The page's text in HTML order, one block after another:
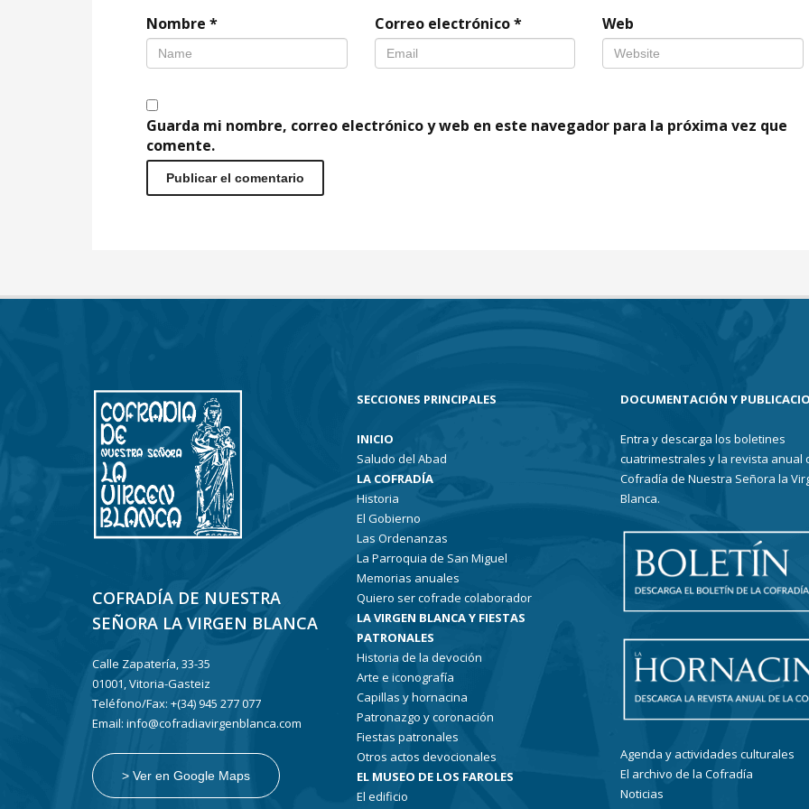
Nombre * Correo electrónico* Web
Guarda mi nombre, correo electrónico y web en este navegador para la próxima vez que
comente.
COFRADÍA DE NUESTRA
SEÑORA LA VIRGEN BLANCA
Calle Zapatería, 33-35
01001, Vitoria-Gasteiz
Teléfono/Fax: +(34) 945 277 077
Email: info@cofradiavirgenblanca.com
> Ver en Google Maps
SECCIONES PRINCIPALES
INICIO
Saludo del Abad
LA COFRADÍA
Historia
El Gobierno
Las Ordenanzas
La Parroquia de San Miguel
Memorias anuales
Quiero ser cofrade colaborador
LA VIRGEN BLANCA Y FIESTAS
PATRONALES
Historia de la devoción
Arte e iconografía
Capillas y hornacina
Patronazgo y coronación
Fiestas patronales
Otros actos devocionales
EL MUSEO DE LOS FAROLES
El edificio
DOCUMENTACIÓN Y
Entra y descarga los boletines
cuatrimestrales y la revista anual
Cofradía de Nuestra Señora la
Blanca.
Agenda y actividades culturales
El archivo de la Cofradía
Noticias